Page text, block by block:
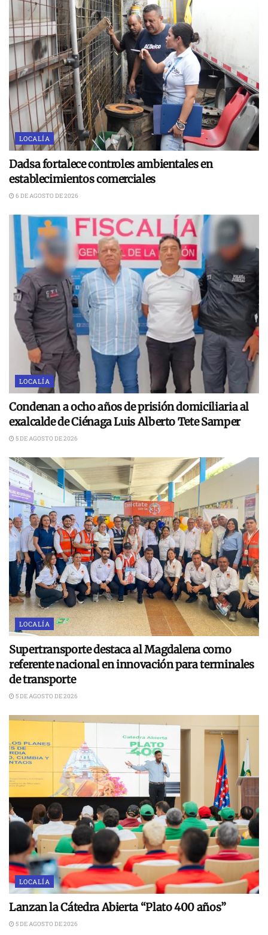
LOCALÍA
Dadsa fortalece controles ambientales en
establecimientos comerciales
6 DE AGOSTO DE 2026
LOCALÍA
Condenan a ocho años de prisión domiciliaria al
exalcalde de Ciénaga Luis Alberto Tete Samper
5 DE AGOSTO DE 2026
LOCALÍA
Supertransporte destaca al Magdalena como
referente nacional en innovación para terminales
de transporte
5 DE AGOSTO DE 2026
LOCALÍA
Lanzan la Cátedra Abierta “Plato 400 años”
5 DE AGOSTO DE 2026